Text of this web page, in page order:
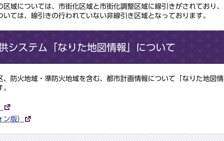
域については、市街化区域と市街化調整区域に線引きがされており、
いては、線引きの行われていない非線引き区域となっております。
システム「なりた地図情報」について
防火地域・準防火地域を含む、都市計画情報について「なりた地図情
版）